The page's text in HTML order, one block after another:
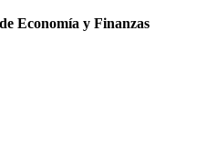
Economía y Finanzas